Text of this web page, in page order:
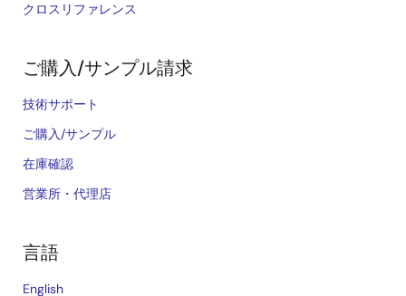
クロスリファレンス
ご購入/サンプル請求
技術サポート
ご購入/サンプル
在庫確認
営業所・代理店
言語
English